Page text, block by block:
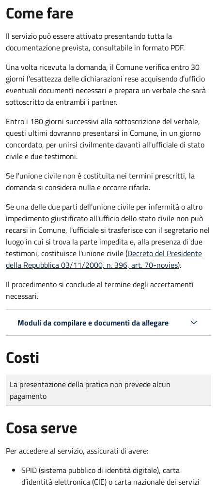
Come fare
Il servizio può essere attivato presentando tutta la
documentazione prevista, consultabile in formato PDF.
Una volta ricevuta la domanda, il Comune verifica entro 30
giorni l'esattezza delle dichiarazioni rese acquisendo d'ufficio
eventuali documenti necessari e prepara un verbale che sarà
sottoscritto da entrambi i partner.
Entro i 180 giorni successivi alla sottoscrizione del verbale,
questi ultimi dovranno presentarsi in Comune, in un giorno
concordato, per unirsi civilmentedavanti all'ufficiale di stato
civilee due testimoni.
Se l'unione civile non è costituita nei termini prescritti, la
domanda si considera nulla e occorre rifarla.
Se una delle due parti dell'unione civile per infermità o altro
impedimento giustificato all'ufficio dello stato civile non può
recarsi in Comune, l'ufficiale si trasferisce con il segretario nel
luogo in cui si trova la parte impedita e, alla presenza di due
testimoni, costituisce l'unione civile (Decreto del Presidente
della Repubblica 03/11/2000, n. 396, art. 70-novies).
Il procedimento si conclude al termine degli accertamenti
necessari.
Moduli da compilare e documenti da allegare
Costi
Tipo di pagamento
Importo
La presentazione della pratica non prevede alcun
pagamento
Cosa serve
Per accedere al servizio, assicurati di avere:
SPID (sistema pubblico di identità digitale), carta
d’identità elettronica (CIE) o carta nazionale dei servizi